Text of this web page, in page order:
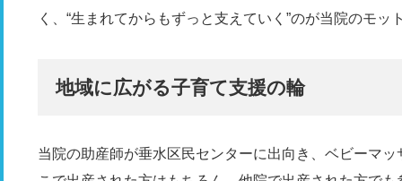
く、“生まれてからもずっと支えていく”のが当院のモッ
地域に広がる子育て支援の輪
当院の助産師が垂水区民センターに出向き、ベビーマ